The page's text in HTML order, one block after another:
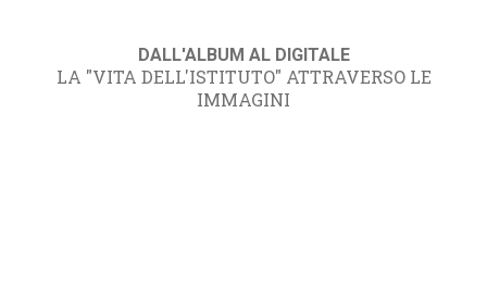
DALL'ALBUM AL DIGITALE
LA "VITA DELL'ISTITUTO" ATTRAVERSO LE
IMMAGINI